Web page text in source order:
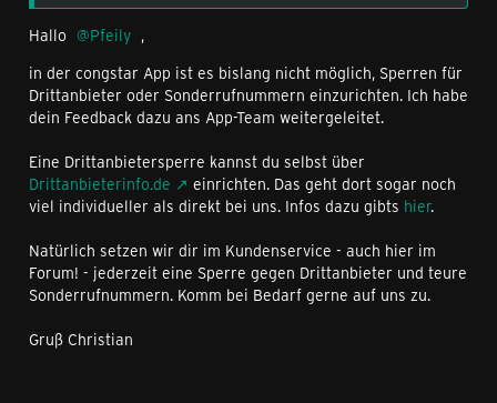
Hallo Pfeily ,
in der congstar App ist es bislang nicht möglich, Sperren für
Drittanbieter oder Sonderrufnummern einzurichten. Ich habe
dein Feedback dazu ans App-Team weitergeleitet.
Eine Drittanbietersperre kannst du selbst über
Drittanbieterinfo.de
einrichten. Das geht dort sogar noch
viel individueller als direkt bei uns. Infos dazu gibts hier.
Natürlich setzen wir dir im Kundenservice - auch hier im
Forum! - jederzeit eine Sperre gegen Drittanbieter und teure
Sonderrufnummern. Komm bei Bedarf gerne auf uns zu.
Gruß Christian